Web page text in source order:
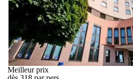
Meilleur prix